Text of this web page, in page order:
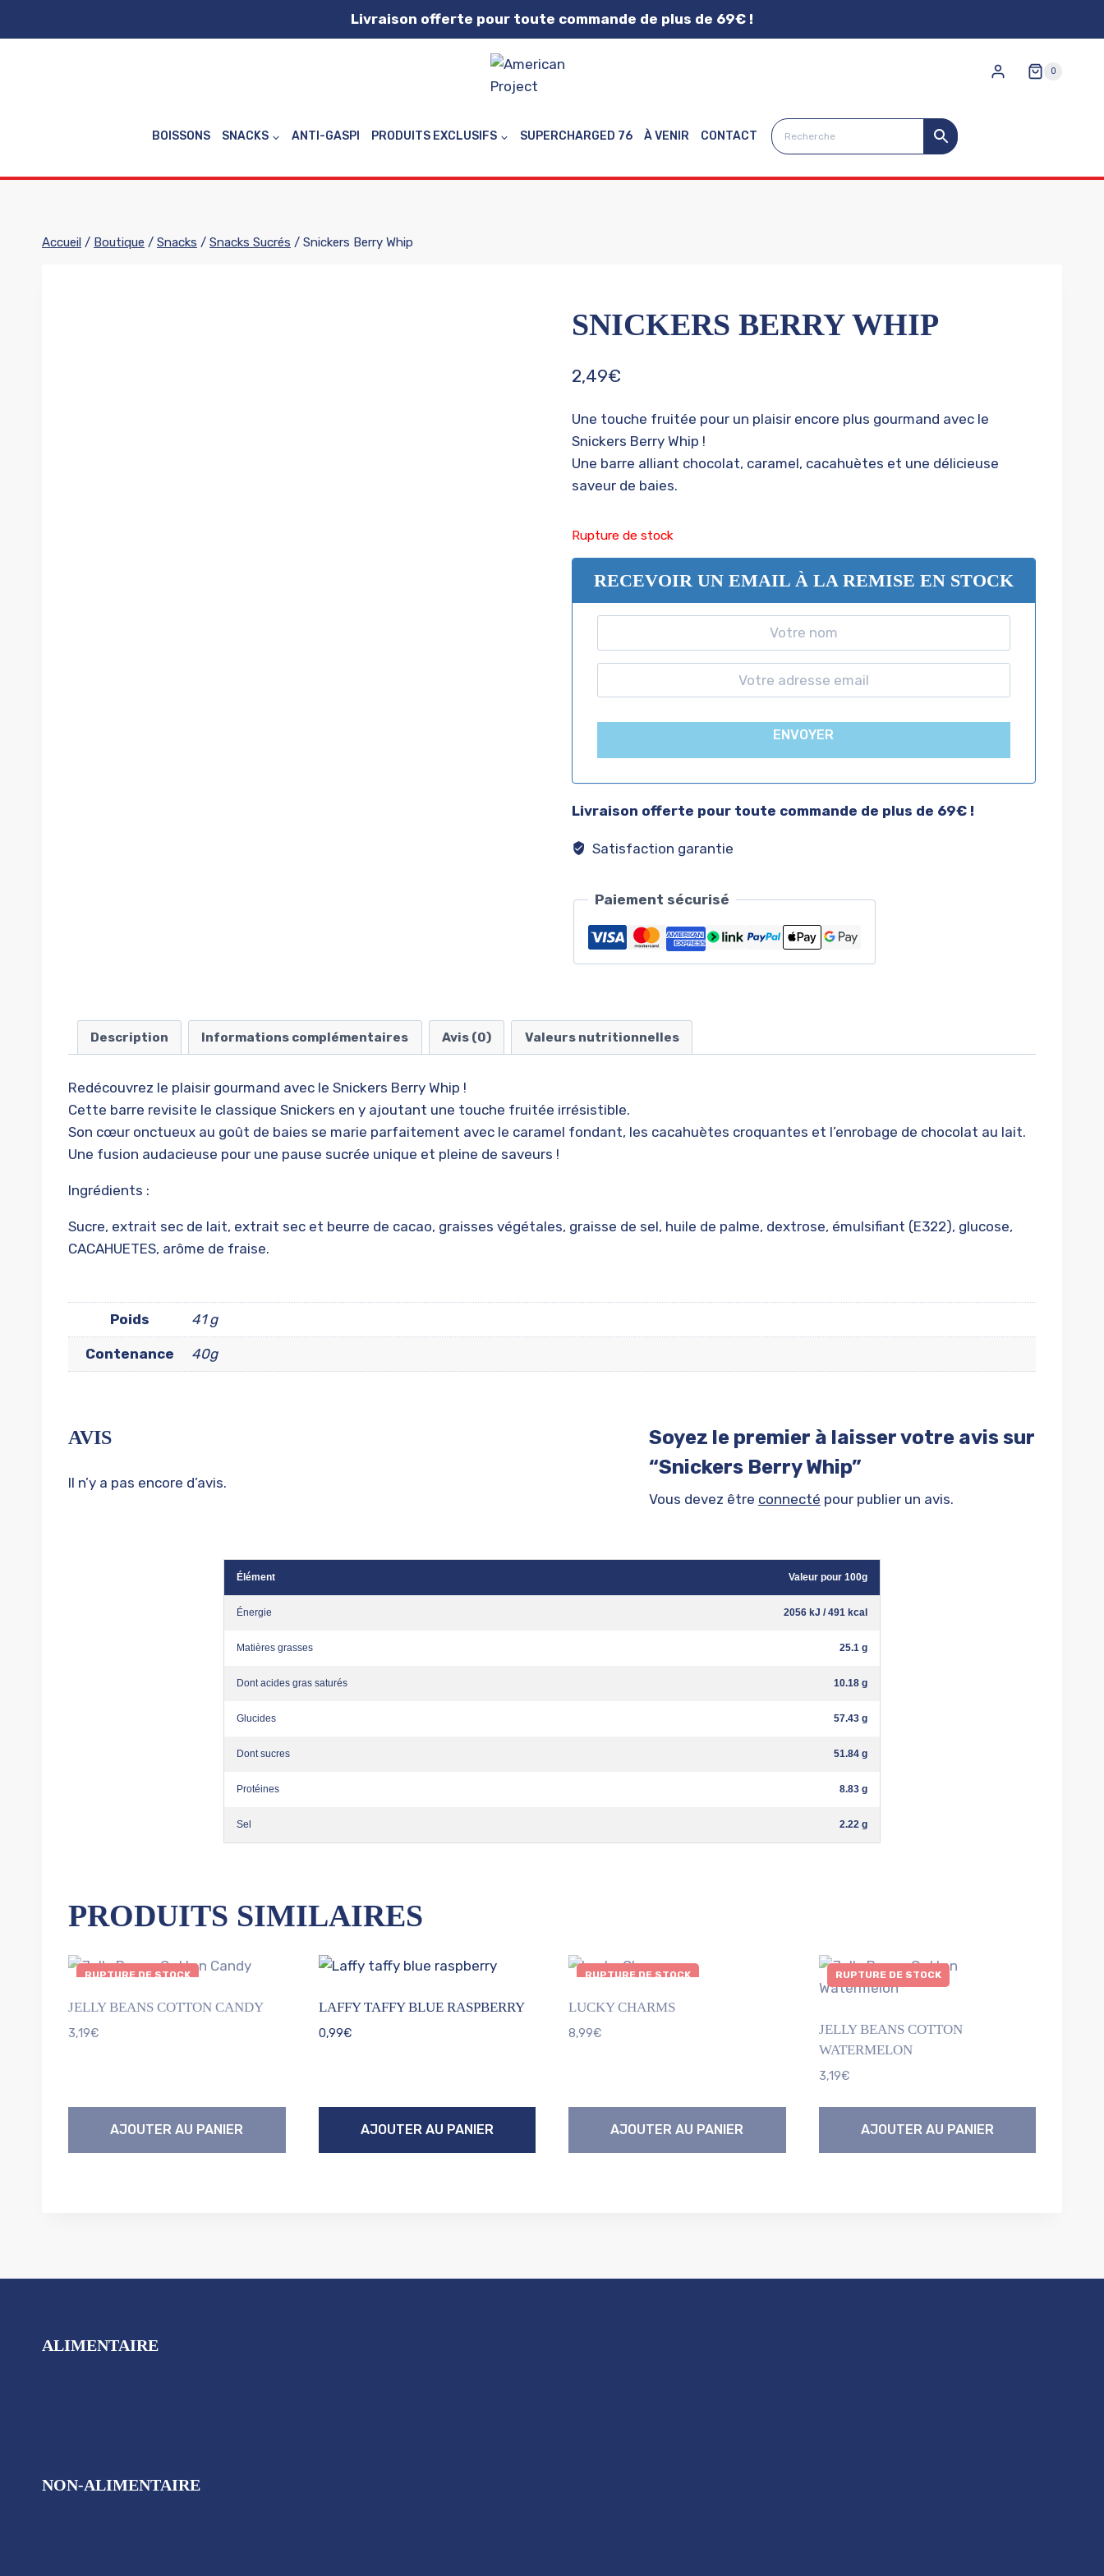
Livraison offerte pour toute commande de plus de 69€ !
0
BOISSONS SNACKS ANTI-GASPI PRODUITS EXCLUSIFS SUPERCHARGED 76 À VENIR CONTACT
Accueil / Boutique / Snacks / Snacks Sucrés / Snickers Berry Whip
SNICKERS BERRY WHIP
2,49€
Une touche fruitée pour un plaisir encore plus gourmand avec le
Snickers Berry Whip !
Une barre alliant chocolat, caramel, cacahuètes et une délicieuse
saveur de baies.
Rupture de stock
RECEVOIR UN EMAIL À LA REMISE EN STOCK
ENVOYER
Livraison offerte pour toute commande de plus de 69€ !
Satisfaction garantie
Paiement sécurisé
Description Informations complémentaires Avis (0) Valeurs nutritionnelles
Redécouvrez le plaisir gourmand avec le Snickers Berry Whip !
Cette barre revisite le classique Snickers en y ajoutant une touche fruitée irrésistible.
Son cœur onctueux au goût de baies se marie parfaitement avec le caramel fondant, les cacahuètes croquantes et l’enrobage de chocolat au lait.
Une fusion audacieuse pour une pause sucrée unique et pleine de saveurs !
Ingrédients :
Sucre, extrait sec de lait, extrait sec et beurre de cacao, graisses végétales, graisse de sel, huile de palme, dextrose, émulsifiant (E322), glucose,
CACAHUETES, arôme de fraise.
Poids 41 g
Contenance 40g
AVIS
Il n’y a pas encore d’avis.
Soyez le premier à laisser votre avis sur
“Snickers Berry Whip”
Vous devez être connecté pour publier un avis.
Élément Valeur pour 100g
Énergie 2056 kJ / 491 kcal
Matières grasses 25.1 g
Dont acides gras saturés 10.18 g
Glucides 57.43 g
Dont sucres 51.84 g
Protéines 8.83 g
Sel 2.22 g
PRODUITS SIMILAIRES
RUPTURE DE STOCK
JELLY BEANS COTTON CANDY
3,19€
AJOUTER AU PANIER
LAFFY TAFFY BLUE RASPBERRY
0,99€
AJOUTER AU PANIER
RUPTURE DE STOCK
LUCKY CHARMS
8,99€
AJOUTER AU PANIER
RUPTURE DE STOCK
JELLY BEANS COTTON
WATERMELON
3,19€
AJOUTER AU PANIER
ALIMENTAIRE
NON-ALIMENTAIRE